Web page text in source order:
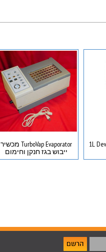
TurboVap Evaporator מכשיר
ייבוש בגז חנקן וחימום
הרשם